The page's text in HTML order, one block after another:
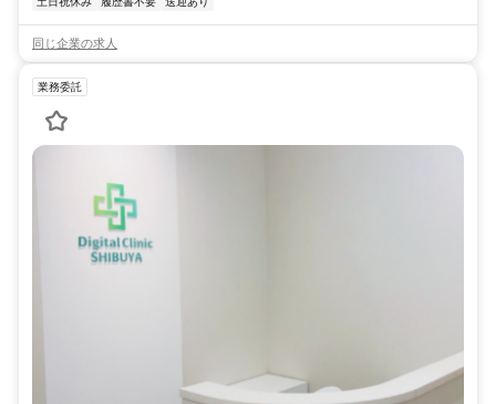
同じ企業の求人
業務委託